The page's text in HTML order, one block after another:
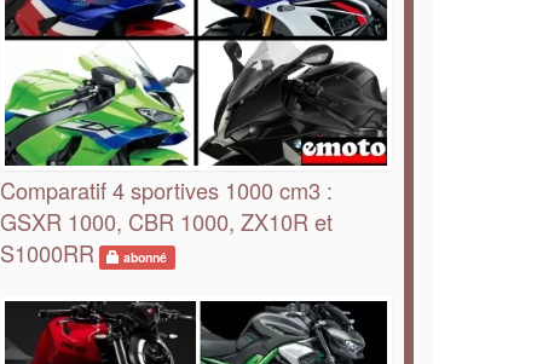
Comparatif 4 sportives 1000 cm3 :
GSXR 1000, CBR 1000, ZX10R et
S1000RR
abonné